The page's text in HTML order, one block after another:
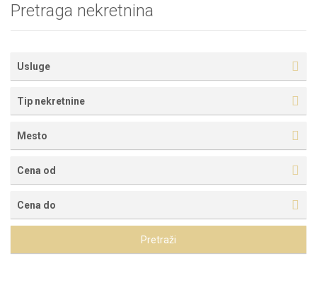
Pretraga nekretnina
Usluge
Tip nekretnine
Mesto
Cena od
Cena do
Pretraži